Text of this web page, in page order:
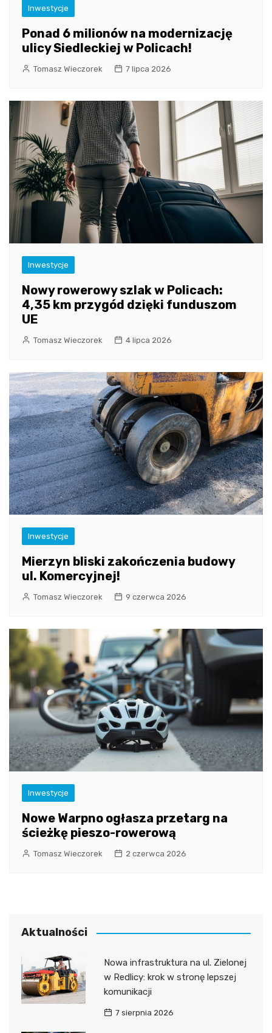
Inwestycje
Ponad 6 milionów na modernizację
ulicy Siedleckiej w Policach!
Tomasz Wieczorek 7 lipca 2026
Inwestycje
Nowy rowerowy szlak w Policach:
4,35 km przygód dzięki funduszom
UE
Tomasz Wieczorek 4 lipca 2026
Inwestycje
Mierzyn bliski zakończenia budowy
ul. Komercyjnej!
Tomasz Wieczorek 9 czerwca 2026
Inwestycje
Nowe Warpno ogłasza przetarg na
ścieżkę pieszo-rowerową
Tomasz Wieczorek 2 czerwca 2026
Aktualności
Nowa infrastruktura na ul. Zielonej
w Redlicy: krok w stronę lepszej
komunikacji
7 sierpnia 2026